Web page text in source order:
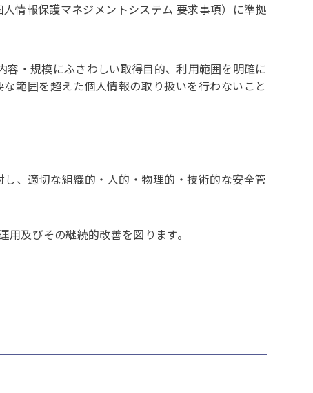
情報保護マネジメントシステム 要求事項）に準拠
・規模にふさわしい取得目的、利用範囲を明確に
範囲を超えた個人情報の取り扱いを行わないこと
、適切な組織的・人的・物理的・技術的な安全管
及びその継続的改善を図ります。